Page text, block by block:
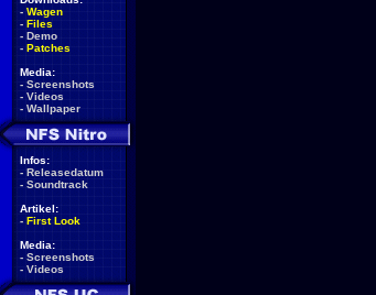
- Wagen
- Files
- Demo
- Patches
Media:
- Screenshots
- Videos
- Wallpaper
Infos:
- Releasedatum
- Soundtrack
Artikel:
- First Look
Media:
- Screenshots
- Videos